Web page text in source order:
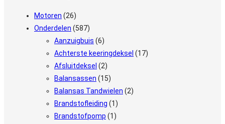
Motoren (26)
Onderdelen (587)
Aanzuigbuis (6)
Achterste keeringdeksel (17)
Afsluitdeksel (2)
Balansassen (15)
Balansas Tandwielen (2)
Brandstofleiding (1)
Brandstofpomp (1)